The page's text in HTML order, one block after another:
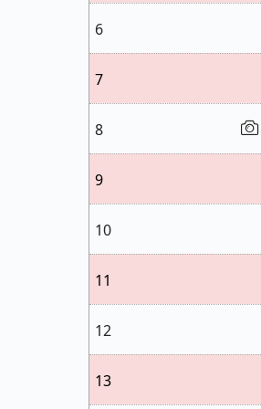
6
7
8
9
10
11
12
13